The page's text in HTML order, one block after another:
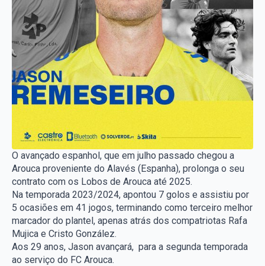
O avançado espanhol, que em julho passado chegou a
Arouca proveniente do Alavés (Espanha), prolonga o seu
contrato com os Lobos de Arouca até 2025.
Na temporada 2023/2024, apontou 7 golos e assistiu por
5 ocasiões em 41 jogos, terminando como terceiro melhor
marcador do plantel, apenas atrás dos compatriotas Rafa
Mujica e Cristo González.
Aos 29 anos, Jason avançará, para a segunda temporada
ao serviço do FC Arouca.